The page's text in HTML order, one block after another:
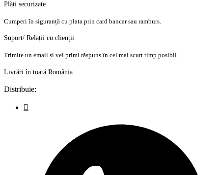
Plăți securizate
Cumperi în siguranță cu plata prin card bancar sau ramburs.
Suport/ Relații cu clienții
Trimite un email și vei primi răspuns în cel mai scurt timp posibil.
Livrări în toată România
Distribuie: